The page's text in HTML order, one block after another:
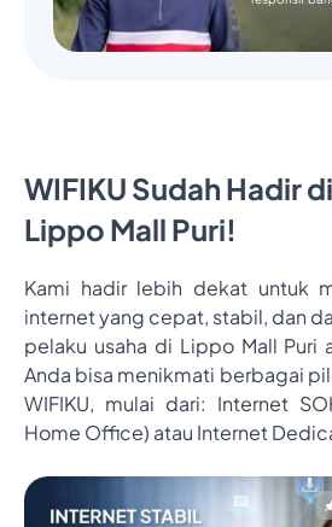
WIFIKU Sudah Hadir
Lippo Mall Puri!
Kami hadir lebih dekat untuk
internet yang cepat, stabil, dan
pelaku usaha di Lippo Mall Puri
Anda bisa menikmati berbagai
WIFIKU, mulai dari: Internet
Home Office) atau Internet